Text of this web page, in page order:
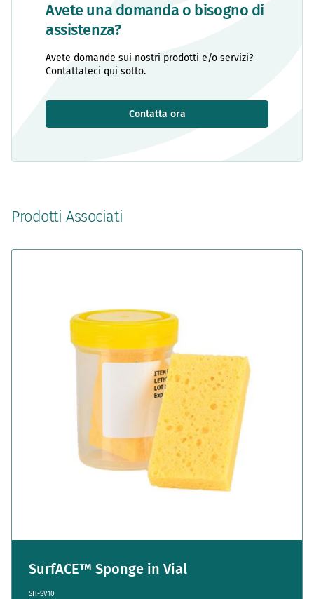
Avete una domanda o bisogno di
assistenza?
Avete domande sui nostri prodotti e/o servizi?
Contattateci qui sotto.
Contatta ora
Prodotti Associati
SurfACE™ Sponge in Vial
SH-SV10